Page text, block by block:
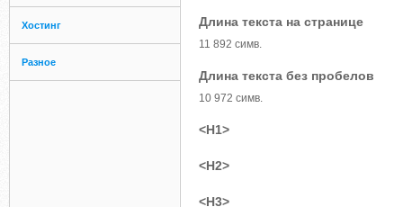
Хостинг
Разное
Длина текста на странице
11 892 симв.
Длина текста без пробелов
10 972 симв.
<H1>
<H2>
<H3>